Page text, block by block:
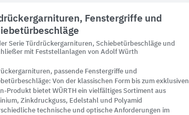
Fenstergriffe und
Serie Türdrückergarnituren, Schiebetürbeschläge und
mit Feststellanlagen von Adolf Würth
passende Fenstergriffe und
Von der klassischen Form bis zum exklusiven
Produkt bietet WÜRTH ein vielfältiges Sortiment aus
Zinkdruckguss, Edelstahl und Polyamid
technische und optische Anforderungen im